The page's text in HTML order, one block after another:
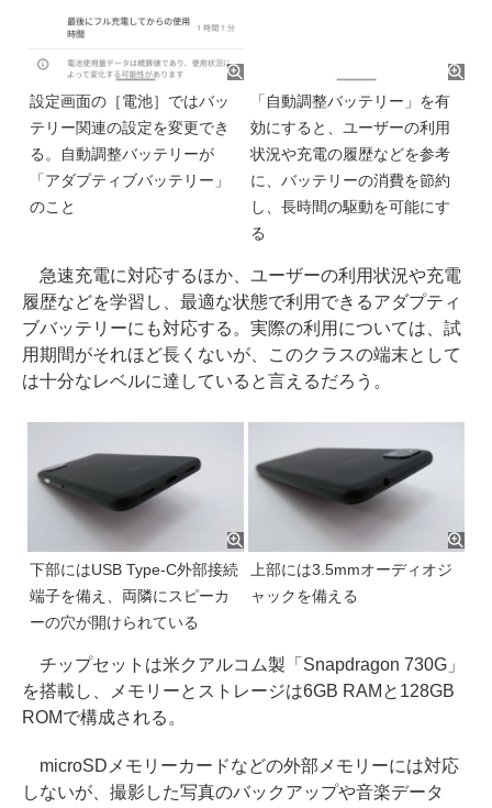
設定画面の［電池］ではバッ
テリー関連の設定を変更でき
る。自動調整バッテリーが
「アダプティブバッテリー」
のこと
「自動調整バッテリー」を有
効にすると、ユーザーの利用
状況や充電の履歴などを参考
に、バッテリーの消費を節約
し、長時間の駆動を可能にす
る
急速充電に対応するほか、ユーザーの利用状況や充電
履歴などを学習し、最適な状態で利用できるアダプティ
ブバッテリーにも対応する。実際の利用については、試
用期間がそれほど長くないが、このクラスの端末として
は十分なレベルに達していると言えるだろう。
下部にはUSB Type-C外部接続
端子を備え、両隣にスピーカ
ーの穴が開けられている
上部には3.5mmオーディオジ
ャックを備える
チップセットは米クアルコム製「Snapdragon 730G」
を搭載し、メモリーとストレージは6GB RAMと128GB
ROMで構成される。
microSDメモリーカードなどの外部メモリーには対応
しないが、撮影した写真のバックアップや音楽データ